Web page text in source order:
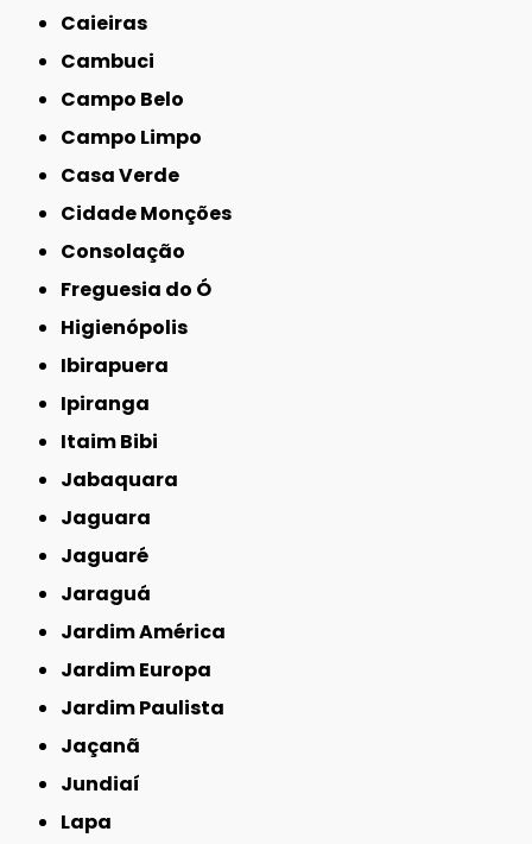
Caieiras
Cambuci
Campo Belo
Campo Limpo
Casa Verde
Cidade Monções
Consolação
Freguesia do Ó
Higienópolis
Ibirapuera
Ipiranga
Itaim Bibi
Jabaquara
Jaguara
Jaguaré
Jaraguá
Jardim América
Jardim Europa
Jardim Paulista
Jaçanã
Jundiaí
Lapa